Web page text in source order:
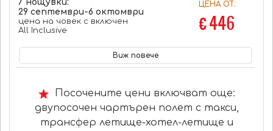
7 нощувки:
29 септември-6 октомври
цена на човек с включен
All Inclusive
ЦЕНА ОТ:
€ 446
Виж повече
Посочените цени включват още:
двупосочен чартърен полет с такси,
трансфер летище-хотел-летище и